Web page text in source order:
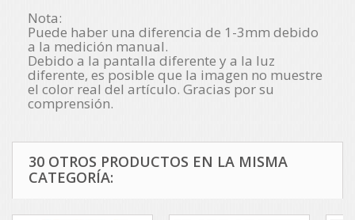
Nota:
Puede haber una diferencia de 1-3mm debido
a la medición manual.
Debido a la pantalla diferente y a la luz
diferente, es posible que la imagen no muestre
el color real del artículo. Gracias por su
comprensión.
30 OTROS PRODUCTOS EN LA MISMA
CATEGORÍA: